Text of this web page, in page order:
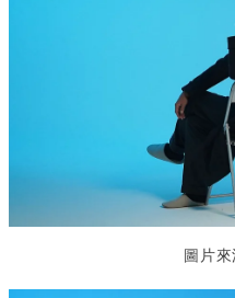
圖片